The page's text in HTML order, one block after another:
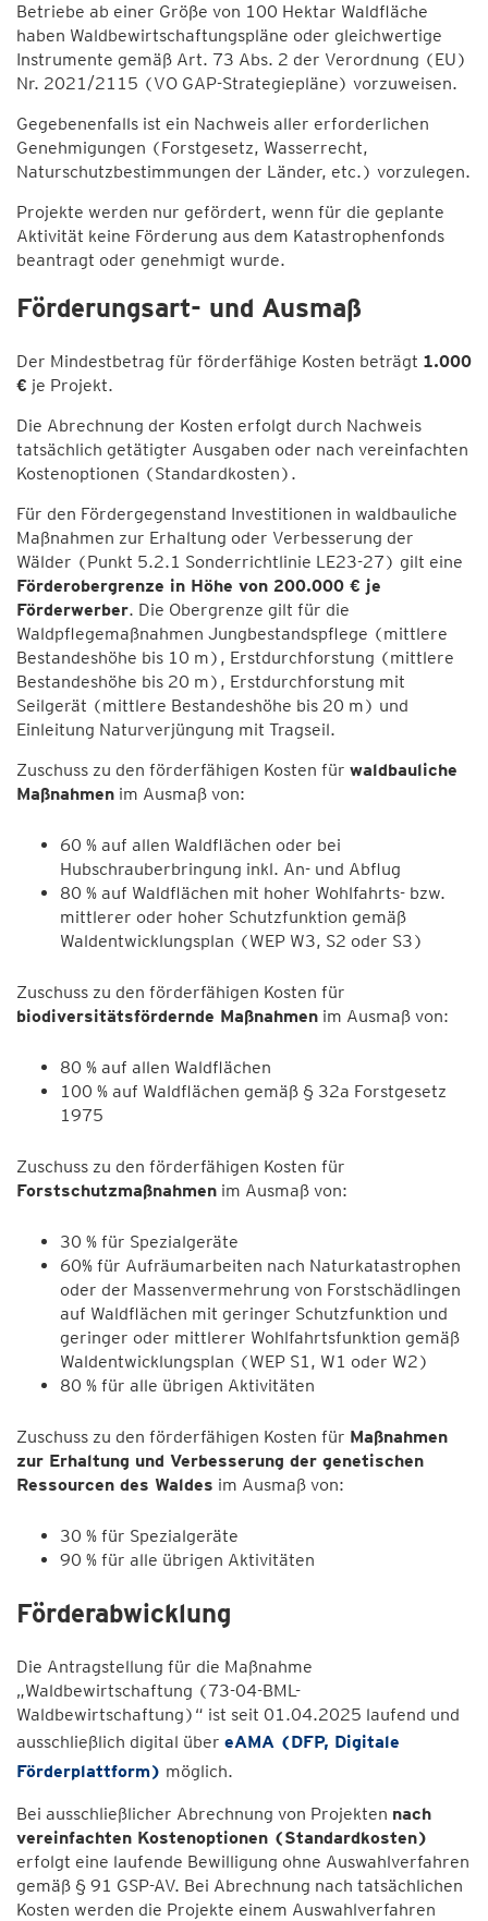
Betriebe ab einer Größe von 100 Hektar Waldfläche
haben Waldbewirtschaftungspläne oder gleichwertige
Instrumente gemäß Art. 73 Abs. 2 der Verordnung (EU)
Nr. 2021/2115 (VO GAP-Strategiepläne) vorzuweisen.
Gegebenenfalls ist ein Nachweis aller erforderlichen
Genehmigungen (Forstgesetz, Wasserrecht,
Naturschutzbestimmungen der Länder, etc.) vorzulegen.
Projekte werden nur gefördert, wenn für die geplante
Aktivität keine Förderung aus dem Katastrophenfonds
beantragt oder genehmigt wurde.
Förderungsart- und Ausmaß
Der Mindestbetrag für förderfähige Kosten beträgt 1.000
€ je Projekt.
Die Abrechnung der Kosten erfolgt durch Nachweis
tatsächlich getätigter Ausgaben oder nach vereinfachten
Kostenoptionen (Standardkosten).
Für den Fördergegenstand Investitionen in waldbauliche
Maßnahmen zur Erhaltung oder Verbesserung der
Wälder (Punkt 5.2.1 Sonderrichtlinie LE23-27) gilt eine
Förderobergrenze in Höhe von 200.000 € je
Förderwerber. Die Obergrenze gilt für die
Waldpflegemaßnahmen Jungbestandspflege (mittlere
Bestandeshöhe bis 10 m), Erstdurchforstung (mittlere
Bestandeshöhe bis 20 m), Erstdurchforstung mit
Seilgerät (mittlere Bestandeshöhe bis 20 m) und
Einleitung Naturverjüngung mit Tragseil.
Zuschuss zu den förderfähigen Kosten für waldbauliche
Maßnahmen im Ausmaß von:
60 % auf allen Waldflächen oder bei
Hubschrauberbringung inkl. An- und Abflug
80 % auf Waldflächen mit hoher Wohlfahrts- bzw.
mittlerer oder hoher Schutzfunktion gemäß
Waldentwicklungsplan (WEP W3, S2 oder S3)
Zuschuss zu den förderfähigen Kosten für
biodiversitätsfördernde Maßnahmen im Ausmaß von:
80 % auf allen Waldflächen
100 % auf Waldflächen gemäß § 32a Forstgesetz
1975
Zuschuss zu den förderfähigen Kosten für
Forstschutzmaßnahmen im Ausmaß von:
30 % für Spezialgeräte
60% für Aufräumarbeiten nach Naturkatastrophen
oder der Massenvermehrung von Forstschädlingen
auf Waldflächen mit geringer Schutzfunktion und
geringer oder mittlerer Wohlfahrtsfunktion gemäß
Waldentwicklungsplan (WEP S1, W1 oder W2)
80 % für alle übrigen Aktivitäten
Zuschuss zu den förderfähigen Kosten für Maßnahmen
zur Erhaltung und Verbesserung der genetischen
Ressourcen des Waldes im Ausmaß von:
30 % für Spezialgeräte
90 % für alle übrigen Aktivitäten
Förderabwicklung
Die Antragstellung für die Maßnahme
„Waldbewirtschaftung (73-04-BML-
Waldbewirtschaftung)“ ist seit 01.04.2025 laufend und
ausschließlich digital über eAMA (DFP, Digitale
Förderplattform) möglich.
Bei ausschließlicher Abrechnung von Projekten nach
vereinfachten Kostenoptionen (Standardkosten)
erfolgt eine laufende Bewilligung ohne Auswahlverfahren
gemäß § 91 GSP-AV. Bei Abrechnung nach tatsächlichen
Kosten werden die Projekte einem Auswahlverfahren